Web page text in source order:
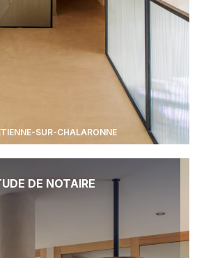
SUR-CHALARONNE
DE NOTAIRE